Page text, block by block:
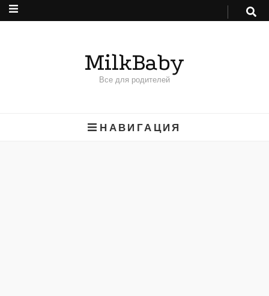
MilkBaby
Все для родителей
НАВИГАЦИЯ